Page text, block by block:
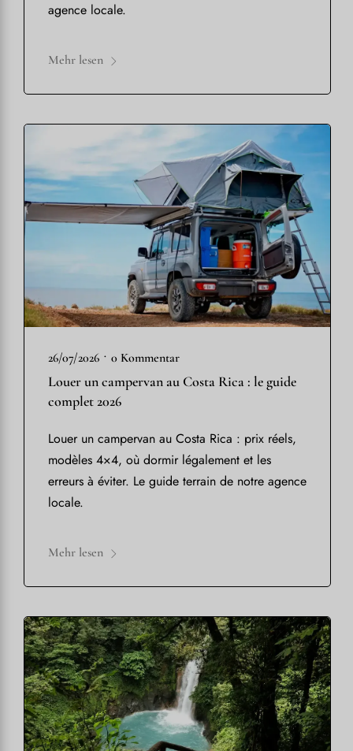
agence locale.
Mehr lesen
26/07/2026 • 0 Kommentar
Louer un campervan au Costa Rica : le guide
complet 2026
Louer un campervan au Costa Rica : prix réels,
modèles 4×4, où dormir légalement et les
erreurs à éviter. Le guide terrain de notre agence
locale.
Mehr lesen